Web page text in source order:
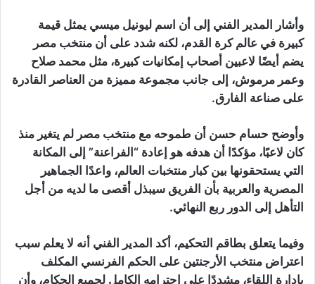
وأشار المدير الفني إلى أن اسم ليونيل ميسي يمثل قيمة
كبيرة في عالم كرة القدم، لكنه شدد على أن منتخب مصر
يضم أيضًا لاعبين أصحاب إمكانيات كبيرة، مثل محمد صلاح
وعمر مرموش، إلى جانب مجموعة مميزة من العناصر القادرة
على صناعة الفارق.
وأوضح حسام حسن أن طموحه مع منتخب مصر لم يتغير منذ
كان لاعبًا، مؤكدًا أن هدفه هو إعادة “الفراعنة” إلى المكانة
التي يستحقونها بين كبار منتخبات العالم، واعدًا الجماهير
المصرية والعربية بأن الفريق سيبذل أقصى ما لديه من أجل
التأهل إلى الدور ربع النهائي.
وفيما يتعلق بطاقم التحكيم، أكد المدير الفني أنه لا يعلم سبب
اعتراض منتخب الأرجنتين على الحكم الفرنسي المكلف
بإدارة اللقاء، مشددًا على احترامه الكامل لجميع الحكام، وأن